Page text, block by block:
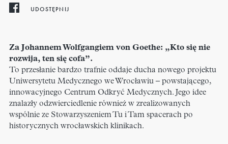
UDOSTĘPNIJ
Za Johannem Wolfgangiem von Goethe: „Kto się nie
rozwija, ten się cofa”.
To przesłanie bardzo trafnie oddaje ducha nowego projektu
Uniwersytetu Medycznego we Wrocławiu – powstającego,
innowacyjnego Centrum Odkryć Medycznych. Jego idee
znalazły odzwierciedlenie również w zrealizowanych
wspólnie ze Stowarzyszeniem Tu i Tam spacerach po
historycznych wrocławskich klinikach.